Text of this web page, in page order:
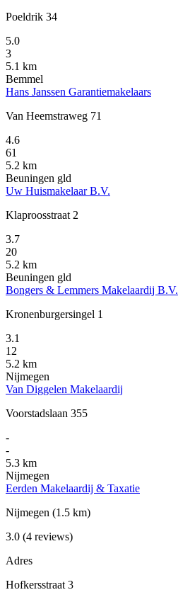
Poeldrik 34
5.0
3
5.1 km
Bemmel
Hans Janssen Garantiemakelaars
Van Heemstraweg 71
4.6
61
5.2 km
Beuningen gld
Uw Huismakelaar B.V.
Klaproosstraat 2
3.7
20
5.2 km
Beuningen gld
Bongers & Lemmers Makelaardij B.V.
Kronenburgersingel 1
3.1
12
5.2 km
Nijmegen
Van Diggelen Makelaardij
Voorstadslaan 355
-
-
5.3 km
Nijmegen
Eerden Makelaardij & Taxatie
Nijmegen (1.5 km)
3.0 (4 reviews)
Adres
Hofkersstraat 3